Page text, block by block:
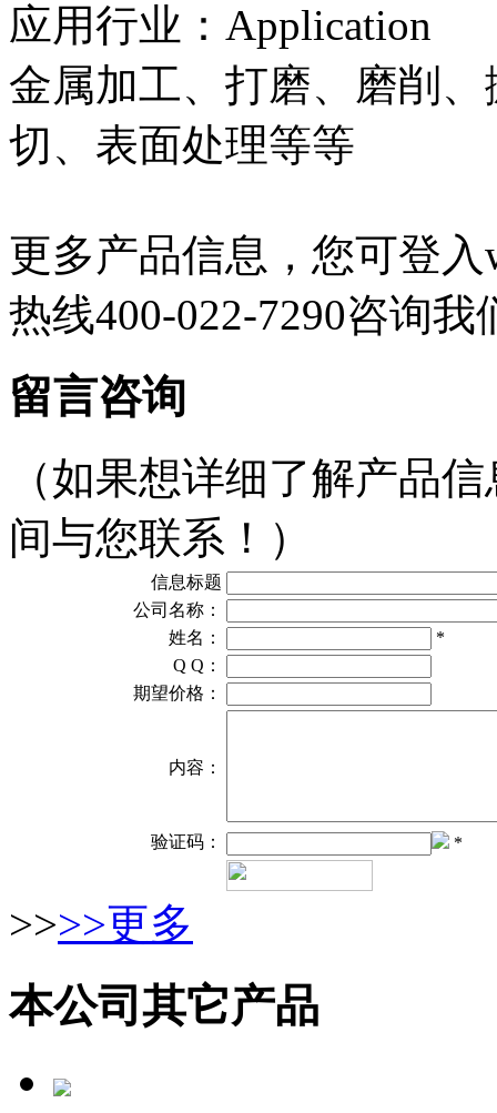
应用行业：Application
金属加工、打磨、磨削
切、表面处理等等
更多产品信息，您可登
热线400-022-7290咨询我
留言咨询
（如果想详细了解产品
间与您联系！）
信息标题
公司名称：
姓名：
*
Q Q：
期望价格：
内容：
验证码： *
>>>>更多
本公司其它产品